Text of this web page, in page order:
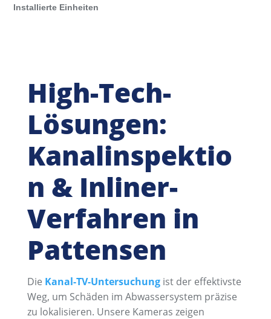
Installierte Einheiten
High-Tech-
Lösungen:
Kanalinspektio
n & Inliner-
Verfahren in
Pattensen
Die Kanal-TV-Untersuchungist der effektivste
Weg, um Schäden im Abwassersystem präzise
zu lokalisieren. Unsere Kameras zeigen